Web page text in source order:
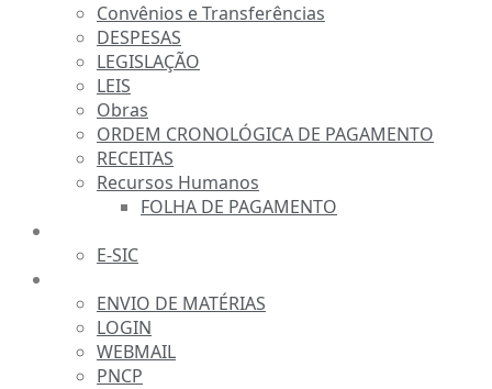
Convênios e Transferências
DESPESAS
LEGISLAÇÃO
LEIS
Obras
ORDEM CRONOLÓGICA DE PAGAMENTO
RECEITAS
Recursos Humanos
FOLHA DE PAGAMENTO
E-SIC
ENVIO DE MATÉRIAS
LOGIN
WEBMAIL
PNCP